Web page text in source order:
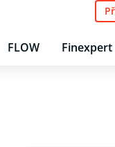
FLOW Finexpert